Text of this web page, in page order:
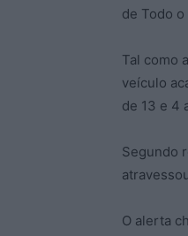
de Todo
Tal como
veículo
de 13 e 4
Segundo
O alerta